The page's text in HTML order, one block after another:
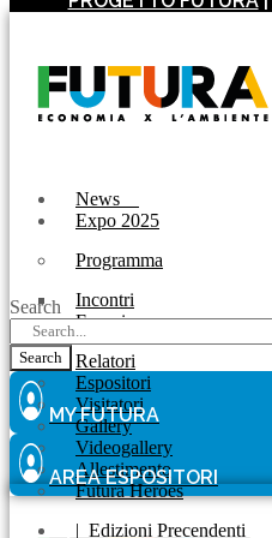
News
Expo 2025
Programma
Incontri
Experience
Relatori
Espositori
Visitatori
Gallery
Videogallery
Allestimento
Futura Heroes
| Edizioni Precendenti
Search
Search
MY FUTURA
AREA ESPOSITORI